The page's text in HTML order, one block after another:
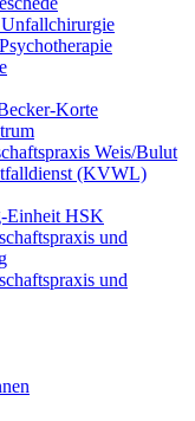
Korte
Weis/Bulut
(KVWL)
Einheit HSK
und
und